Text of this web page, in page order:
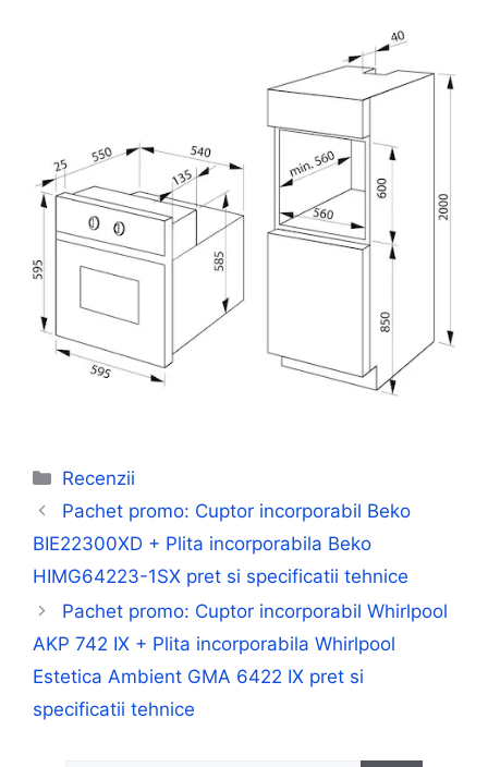
Categorii
Recenzii
Pachet promo: Cuptor incorporabil Beko
BIE22300XD + Plita incorporabila Beko
HIMG64223-1SX pret si specificatii tehnice
Pachet promo: Cuptor incorporabil Whirlpool
AKP 742 IX + Plita incorporabila Whirlpool
Estetica Ambient GMA 6422 IX pret si
specificatii tehnice